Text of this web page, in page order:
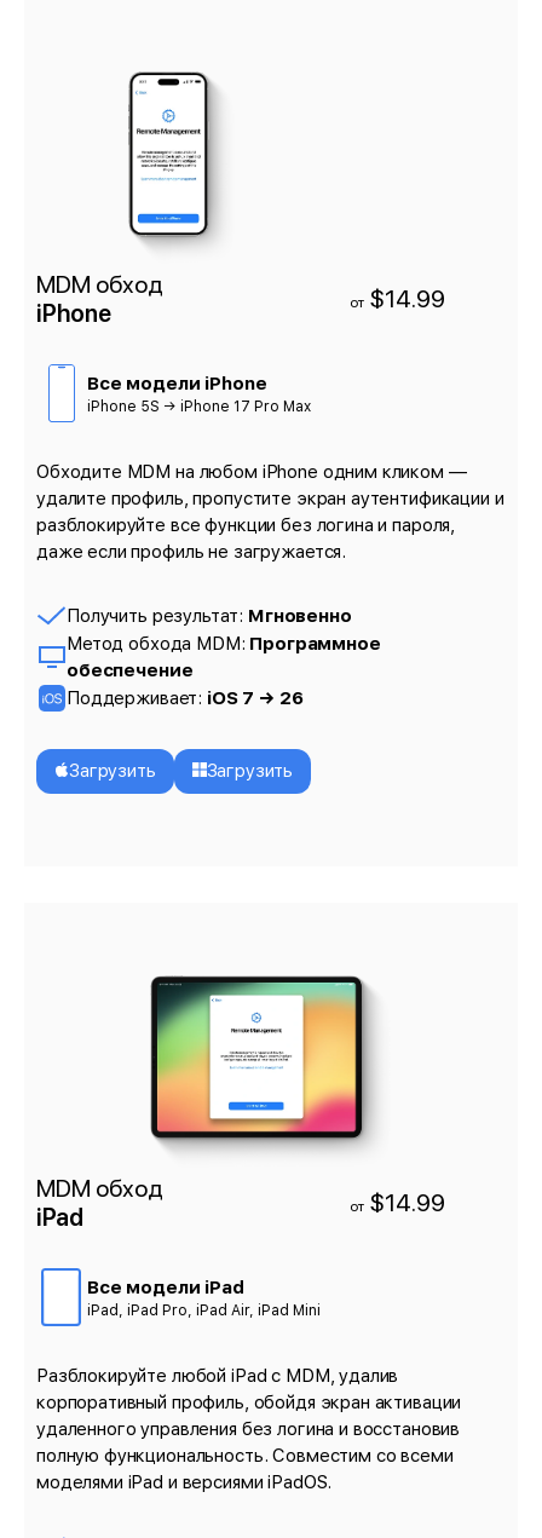
MDM обход
iPhone
от $14.99
Все модели iPhone
iPhone 5S → iPhone 17 Pro Max
Обходите MDM на любом iPhone одним кликом —
удалите профиль, пропустите экран аутентификации и
разблокируйте все функции без логина и пароля,
даже если профиль не загружается.
Получить результат: Мгновенно
Метод обхода MDM: Программное
обеспечение
Поддерживает: iOS 7 → 26
Загрузить Загрузить
MDM обход
iPad
от $14.99
Все модели iPad
iPad, iPad Pro, iPad Air, iPad Mini
Разблокируйте любой iPad с MDM, удалив
корпоративный профиль, обойдя экран активации
удаленного управления без логина и восстановив
полную функциональность. Совместим со всеми
моделями iPad и версиями iPadOS.